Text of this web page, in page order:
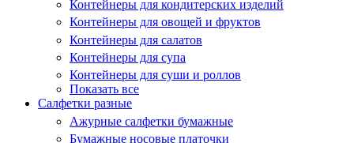
Контейнеры для кондитерских изделий
Контейнеры для овощей и фруктов
Контейнеры для салатов
Контейнеры для супа
Контейнеры для суши и роллов
Показать все
Салфетки разные
Ажурные салфетки бумажные
Бумажные носовые платочки